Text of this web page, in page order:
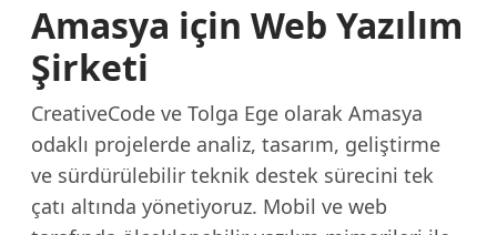
Amasya için Web Yazılım
Şirketi
CreativeCode ve Tolga Ege olarak Amasya
odaklı projelerde analiz, tasarım, geliştirme
ve sürdürülebilir teknik destek sürecini tek
çatı altında yönetiyoruz. Mobil ve web